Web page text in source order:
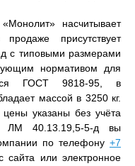
насчитывает
присутствует
с типовыми размерами
нормативом для
ГОСТ 9818-95, в
массой в 3250 кг.
указаны без учёта
ЛМ 40.13.19,5-5-д вы
по телефону +7
сайта или электронное